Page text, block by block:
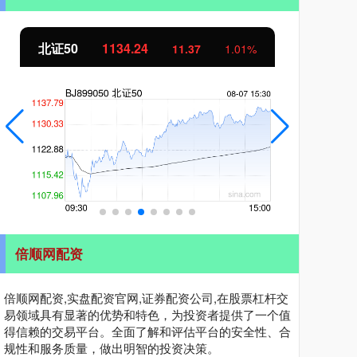
北证50 1134.24 11.37 1.01%
倍顺网配资
倍顺网配资,实盘配资官网,证券配资公司,在股票杠杆交
易领域具有显著的优势和特色，为投资者提供了一个值
得信赖的交易平台。全面了解和评估平台的安全性、合
规性和服务质量，做出明智的投资决策。